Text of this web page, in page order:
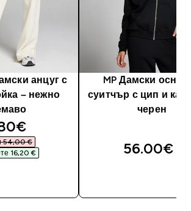
анцуг с
– нежно
price
54,00 €‎
16,20 €‎
MP Дамски
суитчър с цип и
черен
56.00€‎